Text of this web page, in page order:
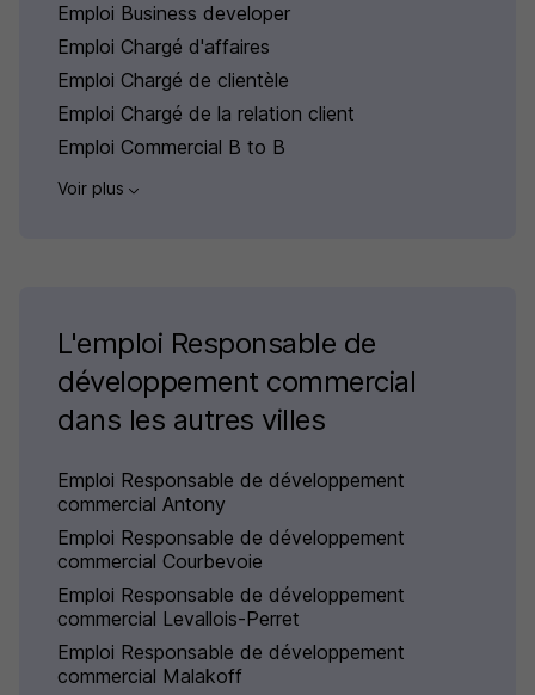
Emploi Business developer
Emploi Chargé d'affaires
Emploi Chargé de clientèle
Emploi Chargé de la relation client
Emploi Commercial B to B
Voir plus
L'emploi Responsable de
développement commercial
dans les autres villes
Emploi Responsable de développement
commercial Antony
Emploi Responsable de développement
commercial Courbevoie
Emploi Responsable de développement
commercial Levallois-Perret
Emploi Responsable de développement
commercial Malakoff